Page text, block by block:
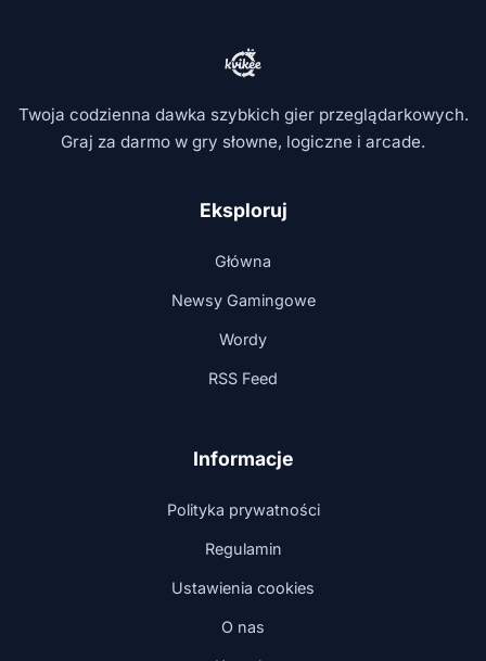
Twoja codzienna dawka szybkich gier przeglądarkowych.
Graj za darmo w gry słowne, logiczne i arcade.
Eksploruj
Główna
Newsy Gamingowe
Wordy
RSS Feed
Informacje
Polityka prywatności
Regulamin
Ustawienia cookies
O nas